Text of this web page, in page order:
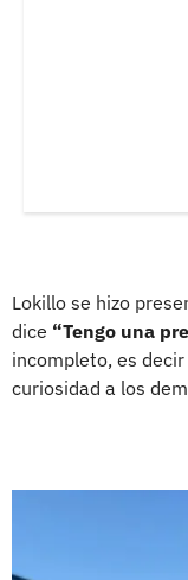
Lokillo se hizo
dice “Tengo una
incompleto, es
curiosidad a los